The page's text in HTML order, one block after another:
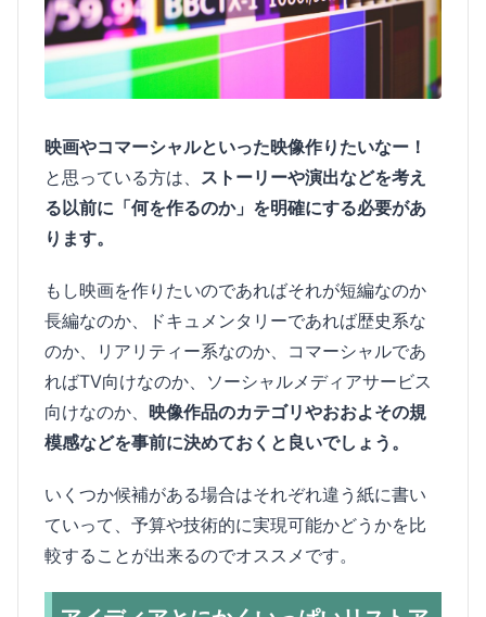
映画やコマーシャルといった映像作りたいなー！
と思っている方は、 ストーリーや演出などを考え
る以前に「何を作るのか」を明確にする必要があ
ります。
もし映画を作りたいのであればそれが短編なのか
長編なのか、ドキュメンタリーであれば歴史系な
のか、リアリティー系なのか、コマーシャルであ
ればTV向けなのか、ソーシャルメディアサービス
向けなのか、 映像作品のカテゴリやおおよその規
模感などを事前に決めておくと良いでしょう。
いくつか候補がある場合はそれぞれ違う紙に書い
ていって、予算や技術的に実現可能かどうかを比
較することが出来るのでオススメです。